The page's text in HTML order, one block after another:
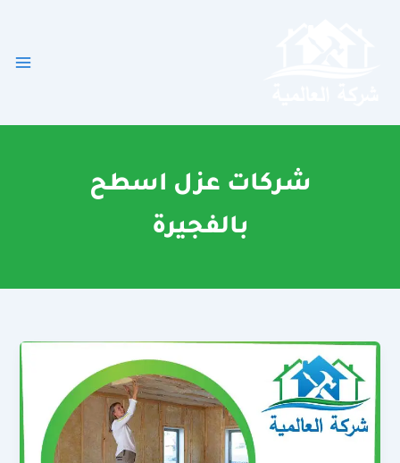
شركات عزل اسطح
بالفجيرة